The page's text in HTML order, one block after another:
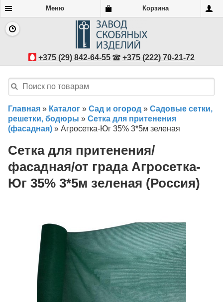
Меню Корзина
+375 (29) 842-64-55 +375 (222) 70-21-72
Главная » Каталог » Сад и огород » Садовые сетки,
решетки, бодюры » Сетка для притенения
(фасадная) » Агросетка-Юг 35% 3*5м зеленая
Сетка для притенения/
фасадная/от града Агросетка-
Юг 35% 3*5м зеленая (Россия)